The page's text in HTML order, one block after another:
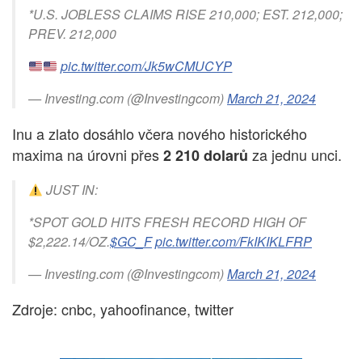
*U.S. JOBLESS CLAIMS RISE 210,000; EST. 212,000;
PREV. 212,000
pic.twitter.com/Jk5wCMUCYP
— Investing.com (@Investingcom)March 21, 2024
Inu a zlato dosáhlo včera nového historického
maxima na úrovni přes2 210 dolarů za jednu unci.
JUST IN:
*SPOT GOLD HITS FRESH RECORD HIGH OF
$2,222.14/OZ.$GC_Fpic.twitter.com/FkIKIKLFRP
— Investing.com (@Investingcom)March 21, 2024
Zdroje: cnbc, yahoofinance, twitter